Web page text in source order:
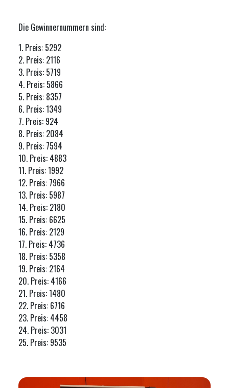
Die Gewinnernummern sind:
1. Preis: 5292
2. Preis: 2116
3. Preis: 5719
4. Preis: 5866
5. Preis: 8357
6. Preis: 1349
7. Preis: 924
8. Preis: 2084
9. Preis: 7594
10. Preis: 4883
11. Preis: 1992
12. Preis: 7966
13. Preis: 5987
14. Preis: 2180
15. Preis: 6625
16. Preis: 2129
17. Preis: 4736
18. Preis: 5358
19. Preis: 2164
20. Preis: 4166
21. Preis: 1480
22. Preis: 6716
23. Preis: 4458
24. Preis: 3031
25. Preis: 9535